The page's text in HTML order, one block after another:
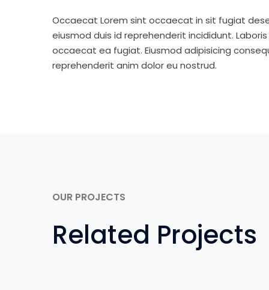
Occaecat Lorem sint occaecat in sit fugiat
eiusmod duis id reprehenderit incididunt.
occaecat ea fugiat. Eiusmod adipisicing
reprehenderit anim dolor eu nostrud.
OUR PROJECTS
Related Projects